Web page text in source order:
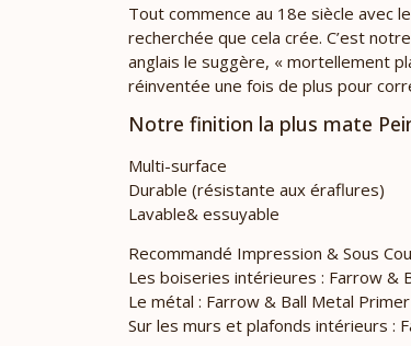
Tout commence au 18e siècle avec
recherchée que cela crée. C’est
anglais le suggère, « mortellement
réinventée une fois de plus pour
Notre finition la plus mate
Multi-surface
Durable (résistante aux éraflures)
Lavable& essuyable
Recommandé Impression & Sous
Les boiseries intérieures : Farrow &
Le métal : Farrow & Ball Metal
Sur les murs et plafonds intérieurs :